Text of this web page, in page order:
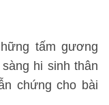
tấm gương
hi sinh thân
chứng cho bài